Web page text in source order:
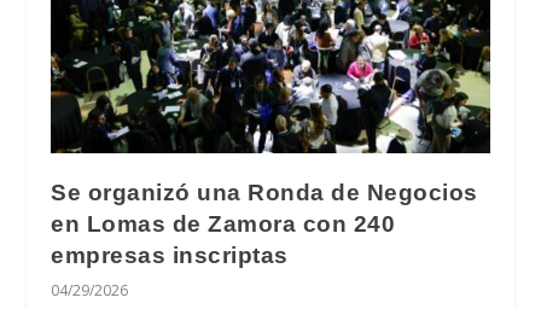
Se organizó una Ronda de Negocios
en Lomas de Zamora con 240
empresas inscriptas
04/29/2026